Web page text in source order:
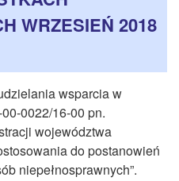
TYFLOLOGICZNY
WRZESIEŃ 2018
wsparcia w
0022/16-00 pn.
województwa
do postanowień
niepełnosprawnych”.